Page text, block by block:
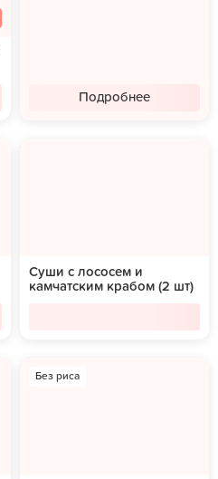
Подробнее
Суши с лососем и
камчатским крабом (2 шт)
Без риса